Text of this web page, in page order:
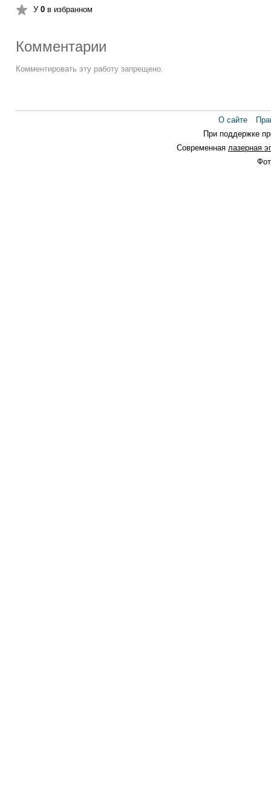
У 0 в избранном
Комментарии
Комментировать эту работу запрещено.
О сайте
При поддержке
Современная лазерная